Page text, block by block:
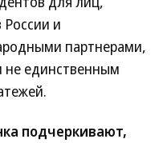
и
партнерами,
не единственным
подчеркивают,